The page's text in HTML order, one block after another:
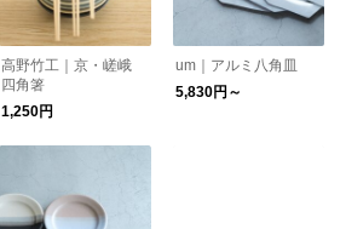
高野竹工｜京・嵯峨
四角箸
1,250円
um｜アルミ八角皿
5,830円～